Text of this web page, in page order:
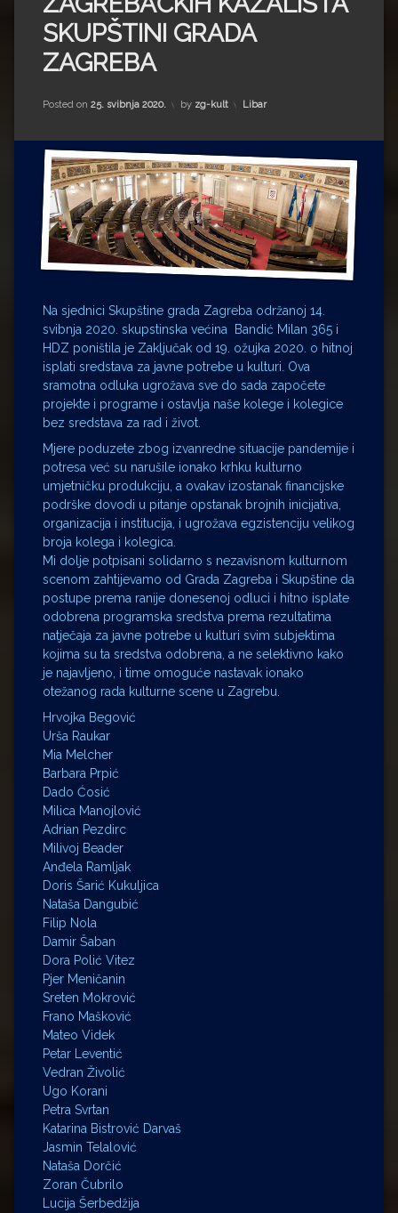
Impressum
Milenko Strižak
Drugi autori
Drugi autori
Željko Krznarić
Mario Lovreković
Miroslav Šantek
SKUPŠTINI GRADA
ZAGREBA
Posted on 25. svibnja 2020. by zg-kult Kategorije:
Libar
Na sjednici Skupštine grada Zagreba održanoj 14.
svibnja 2020. skupstinska većina Bandić Milan 365 i
HDZ poništila je Zaključak od 19. ožujka 2020. o hitnoj
isplati sredstava za javne potrebe u kulturi. Ova
sramotna odluka ugrožava sve do sada započete
projekte i programe i ostavlja naše kolege i kolegice
bez sredstava za rad i život.
Mjere poduzete zbog izvanredne situacije pandemije i
potresa već su narušile ionako krhku kulturno
umjetničku produkciju, a ovakav izostanak financijske
podrške dovodi u pitanje opstanak brojnih inicijativa,
organizacija i institucija, i ugrožava egzistenciju velikog
broja kolega i kolegica.
Mi dolje potpisani solidarno s nezavisnom kulturnom
scenom zahtijevamo od Grada Zagreba i Skupštine da
postupe prema ranije donesenoj odluci i hitno isplate
odobrena programska sredstva prema rezultatima
natječaja za javne potrebe u kulturi svim subjektima
kojima su ta sredstva odobrena, a ne selektivno kako
je najavljeno, i time omoguće nastavak ionako
otežanog rada kulturne scene u Zagrebu.
Hrvojka Begović
Urša Raukar
Mia Melcher
Barbara Prpić
Dado Ćosić
Milica Manojlović
Adrian Pezdirc
Milivoj Beader
Anđela Ramljak
Doris Šarić Kukuljica
Nataša Dangubić
Filip Nola
Damir Šaban
Dora Polić Vitez
Pjer Meničanin
Sreten Mokrović
Frano Mašković
Mateo Videk
Petar Leventić
Vedran Živolić
Ugo Korani
Petra Svrtan
Katarina Bistrović Darvaš
Jasmin Telalović
Nataša Dorčić
Zoran Čubrilo
Lucija Šerbedžija